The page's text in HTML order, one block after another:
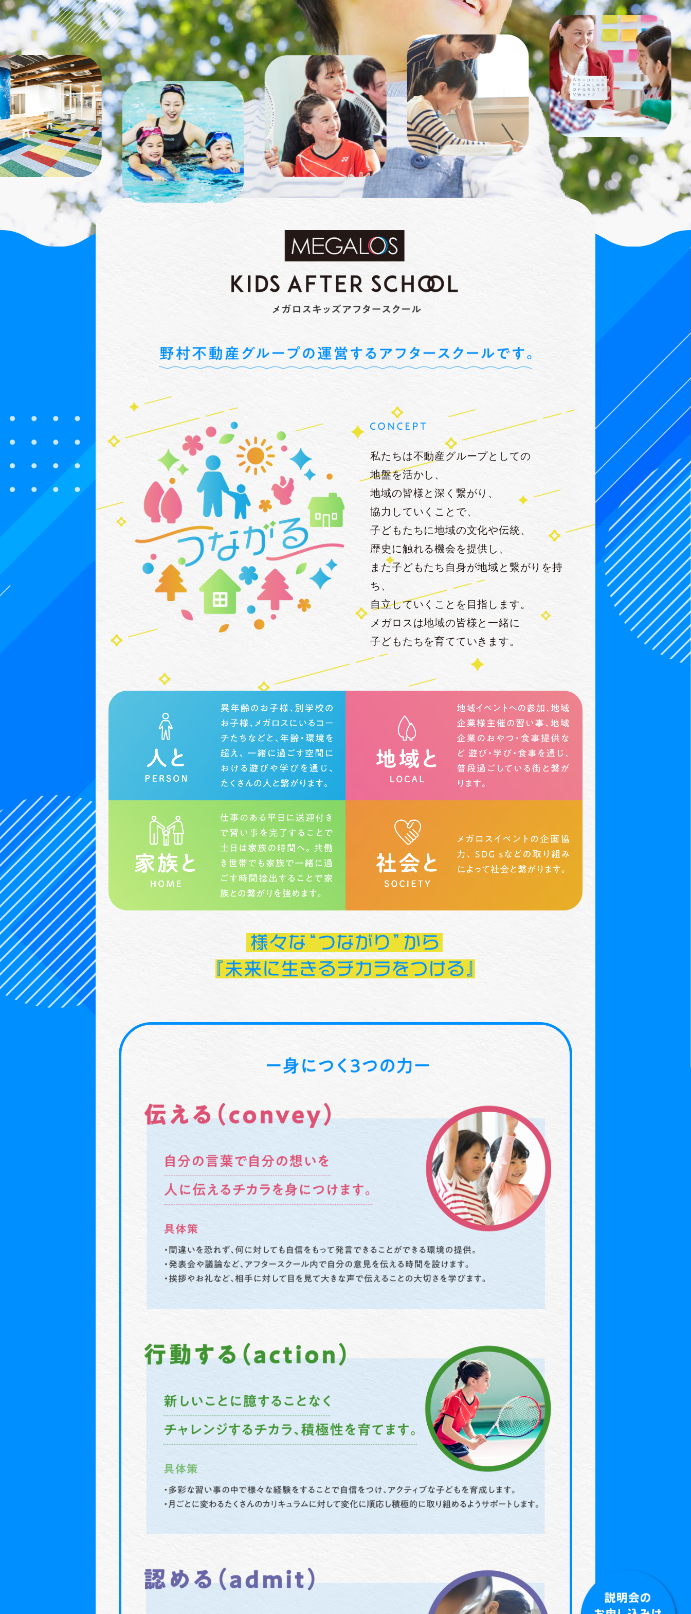
私たちは不動産グループとしての
地盤を活かし、
地域の皆様と深く繋がり、
協力していくことで、
子どもたちに地域の文化や伝統、
歴史に触れる機会を提供し、
また子どもたち自身が地域と繋がりを持
ち、
自立していくことを目指します。
メガロスは地域の皆様と一緒に
子どもたちを育てていきます。